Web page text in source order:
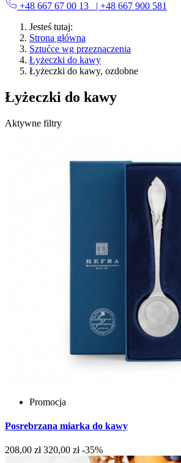
+48 667 67 00 13
| +48 667 900 581
Jesteś tutaj:
Strona główna
Sztućce wg przeznaczenia
Łyżeczki do kawy
Łyżeczki do kawy, ozdobne
Łyżeczki do kawy
Aktywne filtry
Promocja
Posrebrzana miarka do kawy
208,00 zł 320,00 zł -35%